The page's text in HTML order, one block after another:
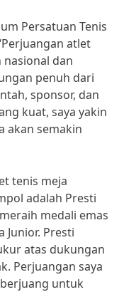
Persatuan Tenis
atlet
dan
penuh dari
sponsor, dan
kuat, saya yakin
akan semakin
tenis meja
adalah Presti
medali emas
Junior. Presti
atas dukungan
Perjuangan saya
untuk